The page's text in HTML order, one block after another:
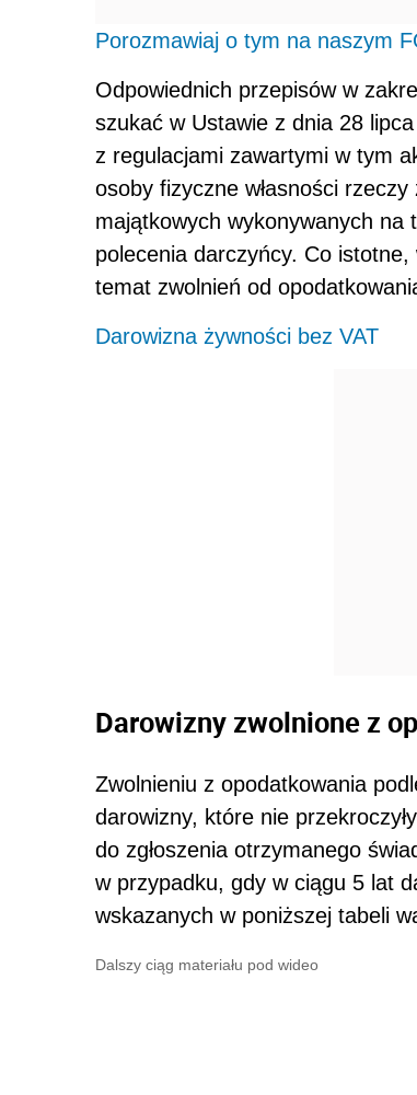
Porozmawiaj o tym na naszym
Odpowiednich przepisów w
szukać w Ustawie z dnia 28
z regulacjami zawartymi w tym
osoby fizyczne własności
majątkowych wykonywanych na
polecenia darczyńcy. Co
temat zwolnień od
Darowizna żywności bez VAT
Darowizny zwolnione z
Zwolnieniu z opodatkowania
darowizny, które nie
do zgłoszenia otrzymanego
w przypadku, gdy w ciągu 5 lat
wskazanych w poniższej tabeli
Dalszy ciąg materiału pod wideo